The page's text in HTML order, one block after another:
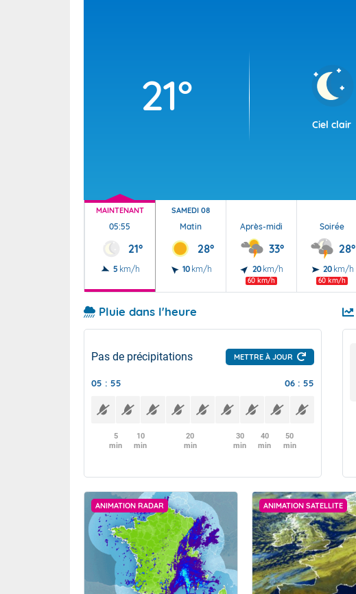
21°
Ciel clair
MAINTENANT
05:55
21°
5 km/h
SAMEDI 08
Matin
28°
10 km/h
Après-midi
33°
20 km/h
60 km/h
Soirée
28°
20 km/h
60 km/h
Pluie dans l'heure
Pas de précipitations METTRE À JOUR
05 : 55 06 : 55
5
min
10
min
20
min
30
min
40
min
50
min
ANIMATION RADAR ANIMATION SATELLITE